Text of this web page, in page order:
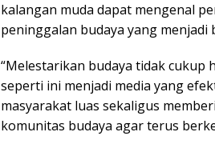
kalangan muda dapat mengenal
peninggalan budaya yang
“Melestarikan budaya tidak cukup
seperti ini menjadi media yang
masyarakat luas sekaligus
komunitas budaya agar terus